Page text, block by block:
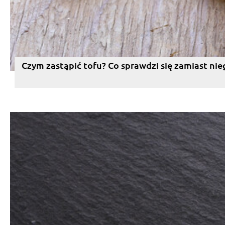
Czym zastąpić tofu? Co sprawdzi się zamiast